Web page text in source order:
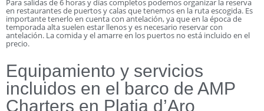
Para salidas de 6 horas y días completos podemos organizar la reserva
en restaurantes de puertos y calas que tenemos en la ruta escogida. Es
importante tenerlo en cuenta con antelación, ya que en la época de
temporada alta suelen estar llenos y es necesario reservar con
antelación. La comida y el amarre en los puertos no está incluido en el
precio.
Equipamiento y servicios
incluidos en el barco de AMP
Charters en Platja d’Aro